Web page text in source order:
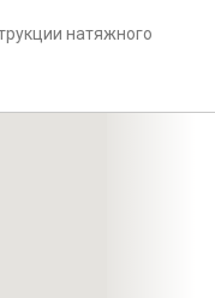
натяжного